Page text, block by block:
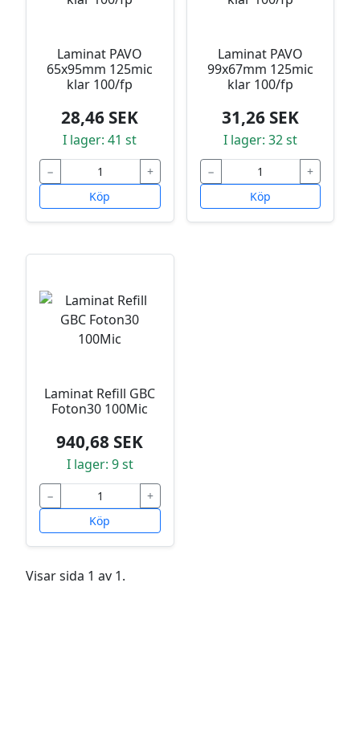
Laminat PAVO
65x95mm 125mic
klar 100/fp
28,46 SEK
I lager: 41 st
−
+
Köp
Laminat PAVO
99x67mm 125mic
klar 100/fp
31,26 SEK
I lager: 32 st
−
+
Köp
Laminat Refill GBC
Foton30 100Mic
940,68 SEK
I lager: 9 st
−
+
Köp
Visar sida 1 av 1.